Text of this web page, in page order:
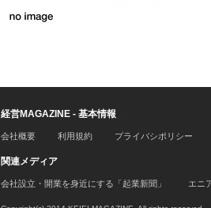
経営MAGAZINE - 基本情報
会社概要 利用規約 プライバシポリシー
関連メディア
会社設立・開業を身近にする「起業新聞」 エニ